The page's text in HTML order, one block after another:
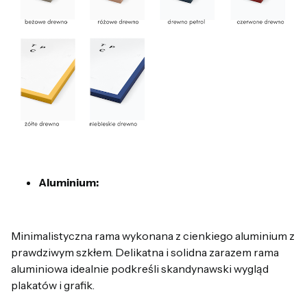
Aluminium:
Minimalistyczna rama wykonana z cienkiego aluminium z
prawdziwym szkłem. Delikatna i solidna zarazem rama
aluminiowa idealnie podkreśli skandynawski wygląd
plakatów i grafik.